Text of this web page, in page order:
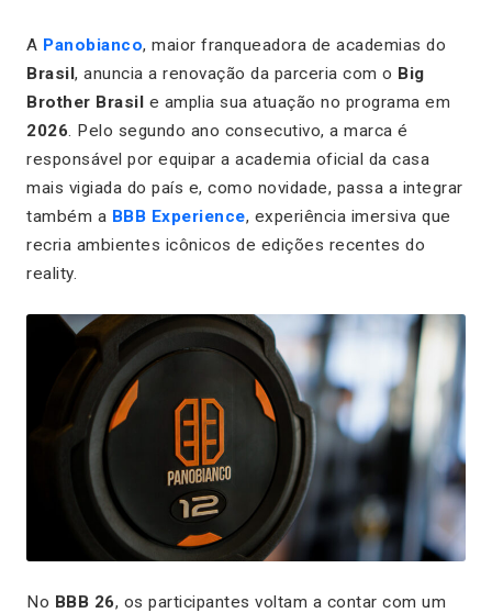
A Panobianco, maior franqueadora de academias do
Brasil, anuncia a renovação da parceria com o Big
Brother Brasil e amplia sua atuação no programa em
2026. Pelo segundo ano consecutivo, a marca é
responsável por equipar a academia oficial da casa
mais vigiada do país e, como novidade, passa a integrar
também a BBB Experience, experiência imersiva que
recria ambientes icônicos de edições recentes do
reality.
No BBB 26, os participantes voltam a contar com um